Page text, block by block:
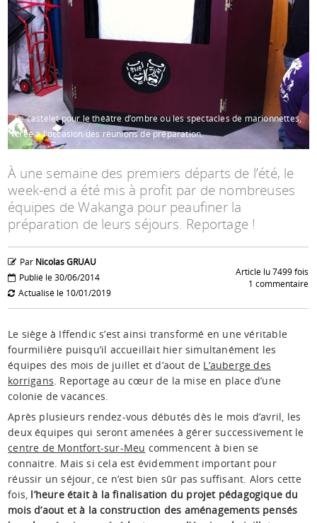
Espace anims
Le castelet pour le théâtre d’ombre ou les spectacles de marionnettes,
créé à l'occasion des réunions de préparation.
À une semaine des premiers départs de l’été, le
week-end a été mis à profit par de nombreuses
équipes de Wakanga pour peaufiner la
préparation de leurs séjours. Reportage !
Par Nicolas GRUAU
Publié le 30/06/2014
Actualisé le 10/01/2019
Article lu 7499 fois
1 commentaire
Le siège à Iffendic s’est ainsi transformé en une véritable
fourmilière puisqu’il accueillait hier simultanément les
équipes des mois de juillet et d’aout de L’auberge des
korrigans. Reportage au cœur de la mise en place d’une
colonie de vacances.
Après plusieurs rendez-vous débutés dès le mois d’avril, les
deux équipes qui seront amenées à gérer successivement le
centre de Montfort-sur-Meu commencent à bien se
connaitre. Mais si cela est évidemment important pour
réussir un séjour, ce n’est bien sûr pas suffisant. Alors cette
fois, l’heure était à la finalisation du projet pédagogique du
mois d’aout et à la construction des aménagements pensés